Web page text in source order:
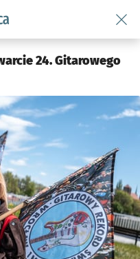
Dla mieszkańca
24. Gitarowego